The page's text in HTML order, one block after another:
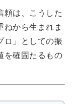
頼は、こうした
ねから生まれま
ロ」としての振
を確固たるもの